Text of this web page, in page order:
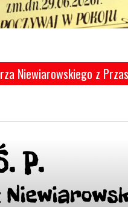
Niewiarowskiego z